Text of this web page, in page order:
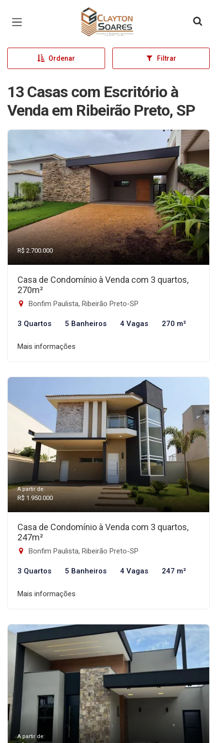
Página inicial
Ordenar Filtrar
13 Casas com Escritório à
Venda em Ribeirão Preto, SP
R$ 2.700.000
Casa de Condomínio à Venda com 3 quartos,
270m²
Bonfim Paulista, Ribeirão Preto-SP
3 Quartos 5 Banheiros 4 Vagas 270 m²
Mais informações
A partir de:
R$ 1.950.000
Casa de Condomínio à Venda com 3 quartos,
247m²
Bonfim Paulista, Ribeirão Preto-SP
3 Quartos 5 Banheiros 4 Vagas 247 m²
Mais informações
A partir de: